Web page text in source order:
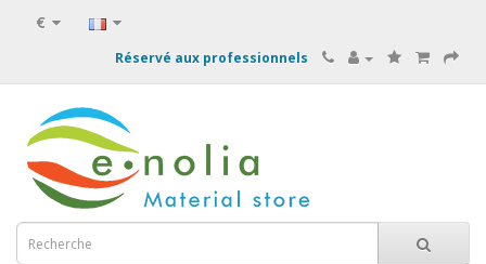
€
Réservé aux professionnels